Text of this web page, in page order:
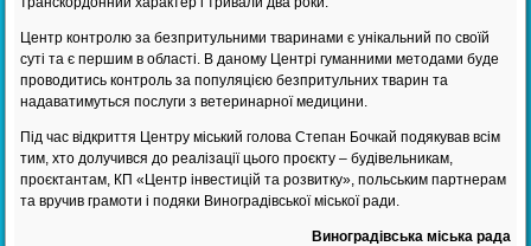
Центр контролю за безпритульними тваринами є унікальний по своїй
суті та є першим в області. В даному Центрі гуманними методами буде
проводитись контроль за популяцією безпритульних тварин та
надаватимуться послуги з ветеринарної медицини.
Під час відкриття Центру міський голова Степан Бочкай подякував всім
тим, хто долучився до реалізації цього проєкту – будівельникам,
проєктантам, КП «Центр інвестицій та розвитку», польським партнерам
та вручив грамоти і подяки Виноградівської міської ради.
Виноградівська міська рада